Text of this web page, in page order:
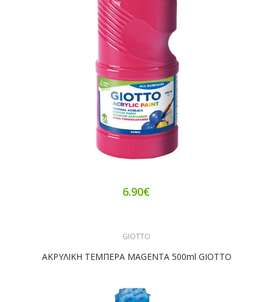
6.90€
GIOTTO
ΑΚΡΥΛΙΚΗ ΤΕΜΠΕΡΑ MAGENTA 500ml GIOTTO